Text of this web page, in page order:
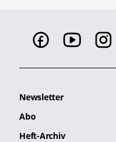
Newsletter
Abo
Heft-Archiv